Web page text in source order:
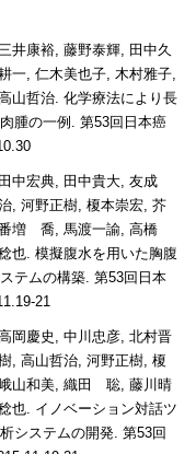
井康裕, 藤野泰輝, 田中久
一, 仁木美也子, 木村雅子,
山哲治. 化学療法により長
腫の一例. 第53回日本癌
中宏典, 田中貴大, 友成
, 河野正樹, 榎本崇宏, 芥
番増 喬, 馬渡一諭, 高橋
也. 模擬腹水を用いた胸腹
テムの構築. 第53回日本
21
岡慶史, 中川忠彦, 北村晋
, 高山哲治, 河野正樹, 榎
山和美, 織田 聡, 藤川晴
也. イノベーション対話ツ
システムの開発. 第53回